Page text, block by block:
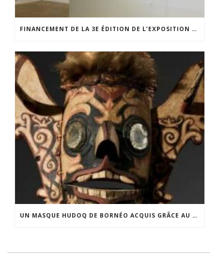
FINANCEMENT DE LA 3E ÉDITION DE L’EXPOSITION DU PRIX POUR LA PHOTOGRAPHIE PAR LE CERCLE POUR LA PHOTOGRAPHIE ET L’ART CONTEMPORAIN
UN MASQUE HUDOQ DE BORNÉO ACQUIS GRÂCE AU SOUTIEN DU CERCLE LÉVI-STRAUSS